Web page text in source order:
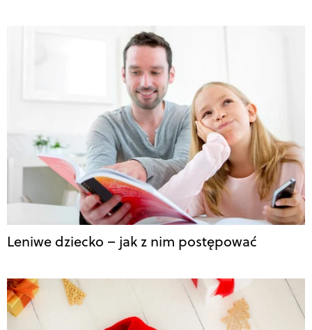
Leniwe dziecko – jak z nim postępować